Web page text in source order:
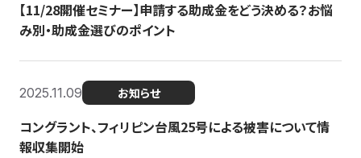
【11/28開催セミナー】申請する助成金をどう決める？お悩
み別・助成金選びのポイント
2025.11.09 お知らせ
コングラント、フィリピン台風25号による被害について情
報収集開始